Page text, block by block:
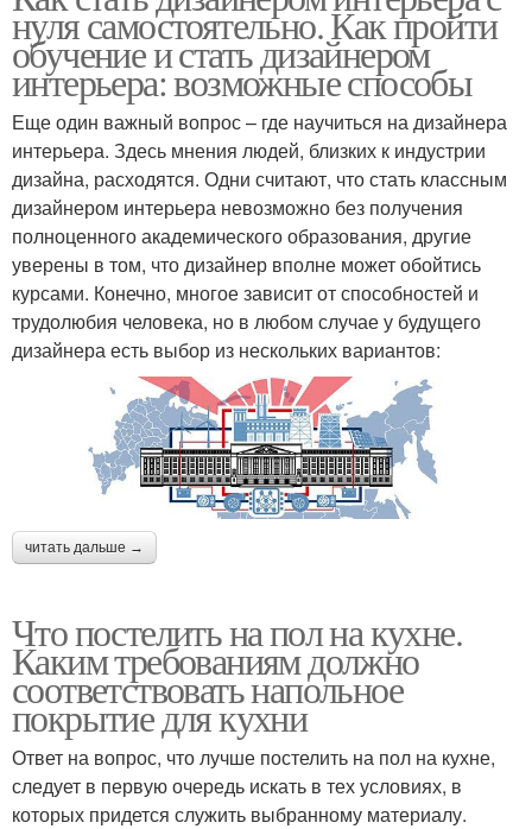
нуля самостоятельно. Как пройти
обучение и стать дизайнером
интерьера: возможные способы
Еще один важный вопрос – где научиться на дизайнера
интерьера. Здесь мнения людей, близких к индустрии
дизайна, расходятся. Одни считают, что стать классным
дизайнером интерьера невозможно без получения
полноценного академического образования, другие
уверены в том, что дизайнер вполне может обойтись
курсами. Конечно, многое зависит от способностей и
трудолюбия человека, но в любом случае у будущего
дизайнера есть выбор из нескольких вариантов:
читать дальше →
Что постелить на пол на кухне.
Каким требованиям должно
соответствовать напольное
покрытие для кухни
Ответ на вопрос, что лучше постелить на пол на кухне,
следует в первую очередь искать в тех условиях, в
которых придется служить выбранному материалу.